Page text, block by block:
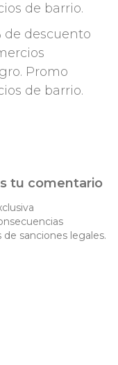
de barrio.
de descuento
Promo
de barrio.
tu comentario
sanciones legales.